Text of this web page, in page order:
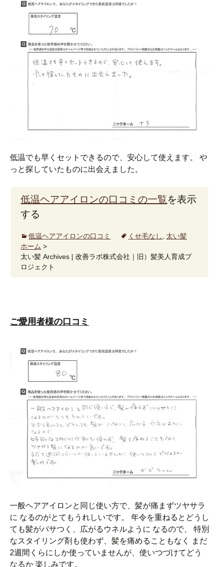
低温でも早くセットできるので、安心して使えます。 や
っと探していたものに出会えました。
低温ヘアアイロンの口コミの一覧を表示
する
低温ヘアアイロンの口コミ くせ毛なし, 太い髪
ホーム >
太い髪 Archives | 改善ラボ株式会社｜旧）髪美人育成プ
ロジェクト
ご愛用者様の口コミ
一般ヘアアイロンと同じ使い方で、髪が痛まずツヤサラ
に なるのがとてもうれしいです。 年令を重ねるとどうし
ても髪がパサつく、広がるウネルように なるので、 特別
なスタイリング剤も使わず、髪を痛めることもなく まだ
2週間くらにしか使っていませんが、使いつづけてどう
なるか 楽しみです。